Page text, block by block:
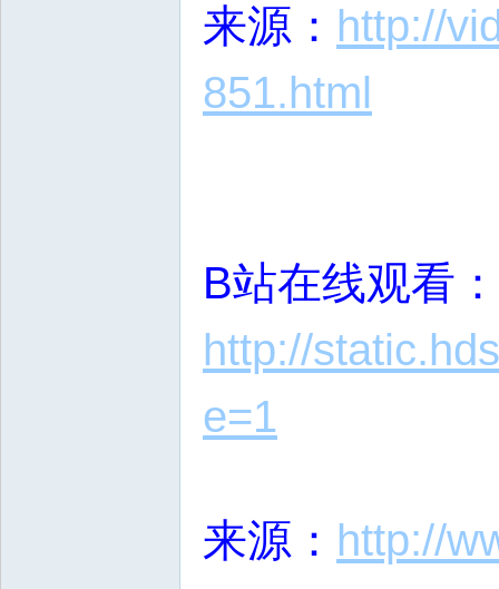
来源： http://
851.html
B站在线观看：
http://
e=1
来源： http://